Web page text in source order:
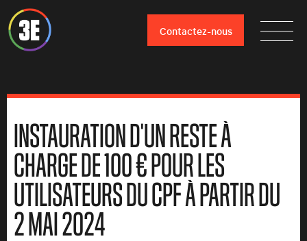
Contactez-nous
INSTAURATION D'UN RESTE À
CHARGE DE 100 € POUR LES
UTILISATEURS DU CPF À PARTIR DU
2 MAI 2024